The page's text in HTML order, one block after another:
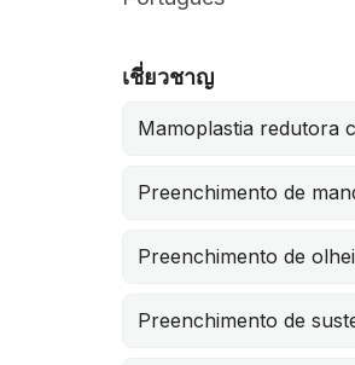
เชี่ยวชาญ
Mamoplastia redutora
Preenchimento de
Preenchimento de
Preenchimento de